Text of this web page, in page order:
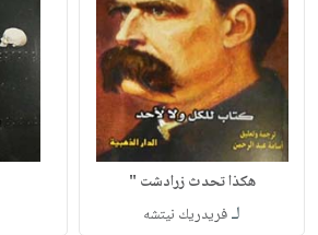
هكذا تحدث زرادشت "
لـفريدريك نيتشه